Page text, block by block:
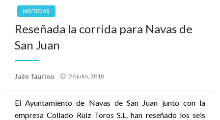
NOTICIAS
Reseñada la corrida para Navas de
San Juan
Jaén Taurino
Publicado
26 julio, 2018
El Ayuntamiento de Navas de San Juan junto con la
empresa Collado Ruiz Toros S.L. han reseñado los seis